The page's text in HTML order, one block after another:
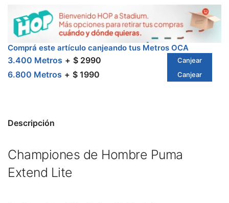
Comprá este artículo canjeando tus Metros OCA
3.400 Metros $ 2990 Canjear
6.800 Metros $ 1990 Canjear
Descripción
Championes de Hombre Puma
Extend Lite